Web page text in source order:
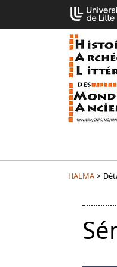
contenu
HALMA >
Cookies management